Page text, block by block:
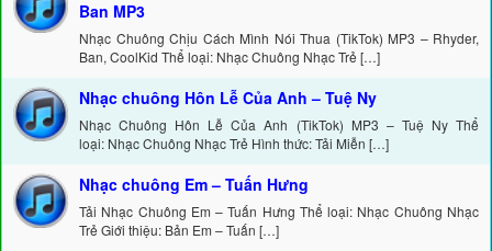
Ban MP3
Nhạc Chuông Chịu Cách Mình Nói Thua (TikTok) MP3 – Rhyder,
Ban, CoolKid Thể loại: Nhạc Chuông Nhạc Trẻ […]
Nhạc chuông Hôn Lễ Của Anh – Tuệ Ny
Nhạc Chuông Hôn Lễ Của Anh (TikTok) MP3 – Tuệ Ny Thể
loại: Nhạc Chuông Nhạc Trẻ Hình thức: Tải Miễn […]
Nhạc chuông Em – Tuấn Hưng
Tải Nhạc Chuông Em – Tuấn Hưng Thể loại: Nhạc Chuông Nhạc
Trẻ Giới thiệu: Bản Em – Tuấn […]